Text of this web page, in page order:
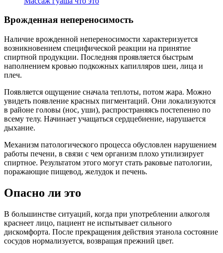
Врожденная непереносимость
Наличие врожденной непереносимости характеризуется
возникновением специфической реакции на принятие
спиртной продукции. Последняя проявляется быстрым
наполнением кровью подкожных капилляров шеи, лица и
плеч.
Появляется ощущение сначала теплоты, потом жара. Можно
увидеть появление красных пигментаций. Они локализуются
в районе головы (нос, уши), распространяясь постепенно по
всему телу. Начинает учащаться сердцебиение, нарушается
дыхание.
Механизм патологического процесса обусловлен нарушением
работы печени, в связи с чем организм плохо утилизирует
спиртное. Результатом этого могут стать раковые патологии,
поражающие пищевод, желудок и печень.
Опасно ли это
В большинстве ситуаций, когда при употреблении алкоголя
краснеет лицо, пациент не испытывает сильного
дискомфорта. После прекращения действия этанола состояние
сосудов нормализуется, возвращая прежний цвет.